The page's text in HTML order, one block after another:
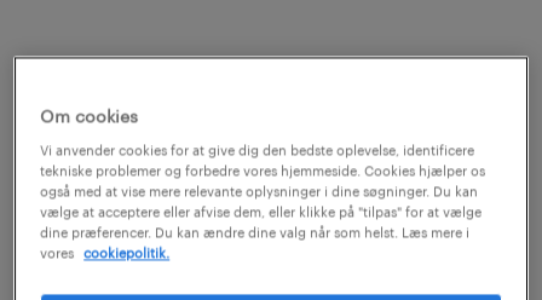
Forbesdefinerer en midlertidigt ansat som
"en person, der er ansat af en organisation til
at udføre specifikke opgaver ... på ikke-
permanent basis."
Om cookies
Vi anvender cookies for at give dig den bedste oplevelse, identificere
tekniske problemer og forbedre vores hjemmeside. Cookies hjælper os
også med at vise mere relevante oplysninger i dine søgninger. Du kan
vælge at acceptere eller afvise dem, eller klikke på "tilpas" for at vælge
dine præferencer. Du kan ændre dine valg når som helst. Læs mere i
vores
cookiepolitik.